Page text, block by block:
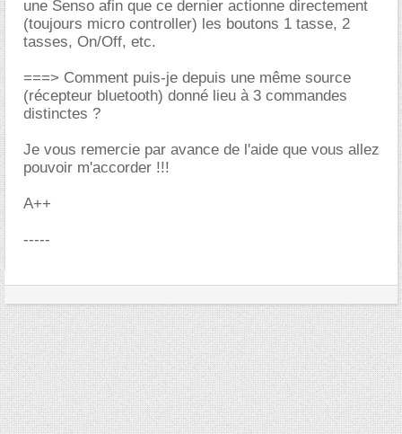
une Senso afin que ce dernier actionne directement
(toujours micro controller) les boutons 1 tasse, 2
tasses, On/Off, etc.
===> Comment puis-je depuis une même source
(récepteur bluetooth) donné lieu à 3 commandes
distinctes ?
Je vous remercie par avance de l'aide que vous allez
pouvoir m'accorder !!!
A++
-----